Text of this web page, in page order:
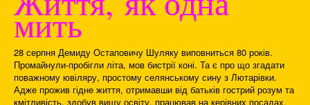
мить
28 серпня Демиду Остаповичу Шуляку виповниться 80 років.
Промайнули-пробігли літа, мов бистрії коні. Та є про що згадати
поважному ювіляру, простому селянському сину з Лютарівки.
Адже прожив гідне життя, отримавши від батьків гострий розум та
кмітливість, здобув вищу освіту, працював на керівних посадах.